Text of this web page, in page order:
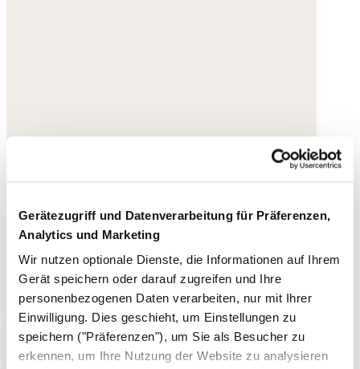
Gerätezugriff und Datenverarbeitung für Präferenzen,
Analytics und Marketing
Wir nutzen optionale Dienste, die Informationen auf Ihrem
Gerät speichern oder darauf zugreifen und Ihre
personenbezogenen Daten verarbeiten, nur mit Ihrer
Einwilligung. Dies geschieht, um Einstellungen zu
speichern ("Präferenzen"), um Sie als Besucher zu
erkennen, um Ihre Nutzung der Website zu analysieren
Espadrilles mit geflochtener Zehenpartie